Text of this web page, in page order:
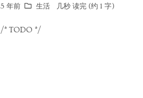
5 年前 生活 几秒 读完 (约 1 字)
/* TODO */